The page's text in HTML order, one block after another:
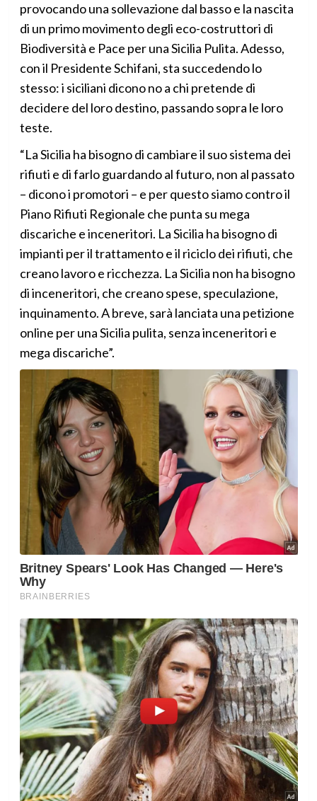
provocando una sollevazione dal basso e la nascita
di un primo movimento degli eco-costruttori di
Biodiversità e Pace per una Sicilia Pulita. Adesso,
con il Presidente Schifani, sta succedendo lo
stesso: i siciliani dicono no a chi pretende di
decidere del loro destino, passando sopra le loro
teste.
“La Sicilia ha bisogno di cambiare il suo sistema dei
rifiuti e di farlo guardando al futuro, non al passato
– dicono i promotori – e per questo siamo contro il
Piano Rifiuti Regionale che punta su mega
discariche e inceneritori. La Sicilia ha bisogno di
impianti per il trattamento e il riciclo dei rifiuti, che
creano lavoro e ricchezza. La Sicilia non ha bisogno
di inceneritori, che creano spese, speculazione,
inquinamento. A breve, sarà lanciata una petizione
online per una Sicilia pulita, senza inceneritori e
mega discariche”.